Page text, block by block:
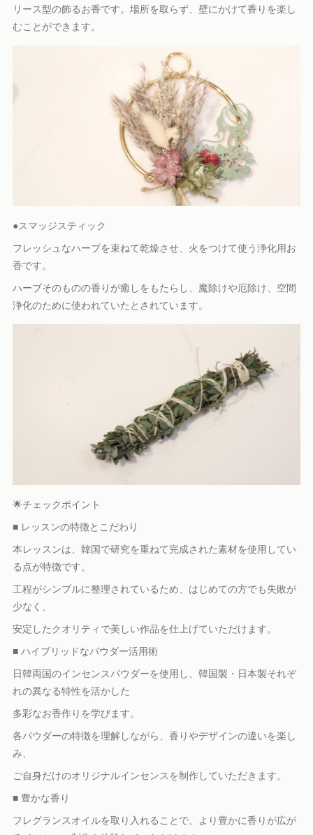
リース型の飾るお香です。場所を取らず、壁にかけて香りを楽し
むことができます。
●スマッジスティック
フレッシュなハーブを束ねて乾燥させ、火をつけて使う浄化用お
香です。
ハーブそのものの香りが癒しをもたらし、魔除けや厄除け、空間
浄化のために使われていたとされています。
🌟チェックポイント
■ レッスンの特徴とこだわり
本レッスンは、韓国で研究を重ねて完成された素材を使用してい
る点が特徴です。
工程がシンプルに整理されているため、はじめての方でも失敗が
少なく、
安定したクオリティで美しい作品を仕上げていただけます。
■ ハイブリッドなパウダー活用術
日韓両国のインセンスパウダーを使用し、韓国製・日本製それぞ
れの異なる特性を活かした
多彩なお香作りを学びます。
各パウダーの特徴を理解しながら、香りやデザインの違いを楽し
み、
ご自身だけのオリジナルインセンスを制作していただきます。
■ 豊かな香り
フレグランスオイルを取り入れることで、より豊かに香りが広が